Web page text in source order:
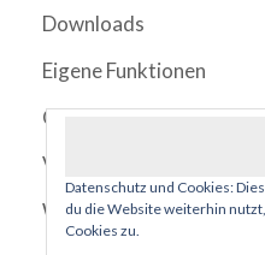
Downloads
Eigene Funktionen
Quicktipps
Videos
Webviewer
Datenschutz und Cookies:
du die Website weiterhin
Cookies zu.